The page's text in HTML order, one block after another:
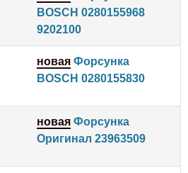
BOSCH 0280155968
9202100
новая Форсунка
BOSCH 0280155830
новая Форсунка
Оригинал 23963509